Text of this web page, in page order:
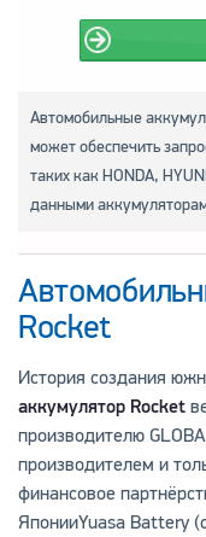
Автомобильные
может обеспечить
таких как HONDA,
данными
Rocket
История создания
аккумулятор Rocket
производителю
производителем и
финансовое
ЯпонииYuasa Battery